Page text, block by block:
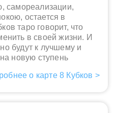
самореализации,
остается в
таро говорит, что
в своей жизни. И
будут к лучшему и
новую ступень
о карте 8 Кубков >